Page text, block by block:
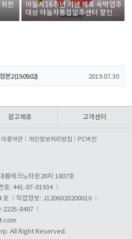
한
야놀자16주년 기념 제휴 숙박업주
대상 야놀자통합발주센터 할인쿠
폰 증정
(19.09.02)
본2 (19.09.02) 2019.07.30
광고제휴 고객센터
용약관 개인정보처리방침 PC버전
륭테크노타운20차 1807호
호: 441-87-01934
호
직업정보: J1206020200010
2225-8487
All Right Reserved.